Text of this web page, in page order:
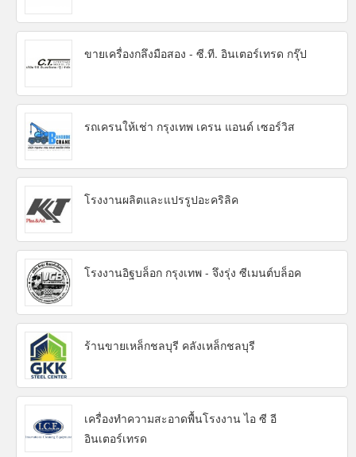
ขายเครื่องกลึงมือสอง - ซี.ที. อินเตอร์เทรด กรุ๊ป
รถเครนให้เช่า กรุงเทพ เครน แอนด์ เซอร์วิส
โรงงานผลิตและแปรรูปอะคริลิค
โรงงานอิฐบล็อก กรุงเทพ - จึงรุ่ง ซีเมนต์บล็อค
ร้านขายเหล็กชลบุรี คลังเหล็กชลบุรี
เครื่องทำความสะอาดพื้นโรงงาน ไอ ซี อี
อินเตอร์เทรด